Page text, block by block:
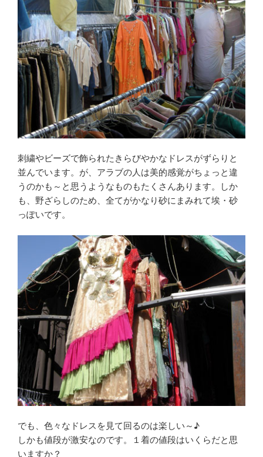
刺繍やビーズで飾られたきらびやかなドレスがずらりと
並んでいます。が、アラブの人は美的感覚がちょっと違
うのかも～と思うようなものもたくさんあります。しか
も、野ざらしのため、全てがかなり砂にまみれて埃・砂
っぽいです。
でも、色々なドレスを見て回るのは楽しい～♪
しかも値段が激安なのです。１着の値段はいくらだと思
いますか？